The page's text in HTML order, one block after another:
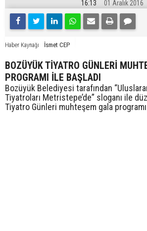
16:13 01 Aralık 2016
Haber Kaynağı İsmet CEP
BOZÜYÜK TİYATRO GÜNLERİ
PROGRAMI İLE BAŞLADI
Bozüyük Belediyesi tarafından
Tiyatroları Metristepe’de” sloganı ile
Tiyatro Günleri muhteşem gala